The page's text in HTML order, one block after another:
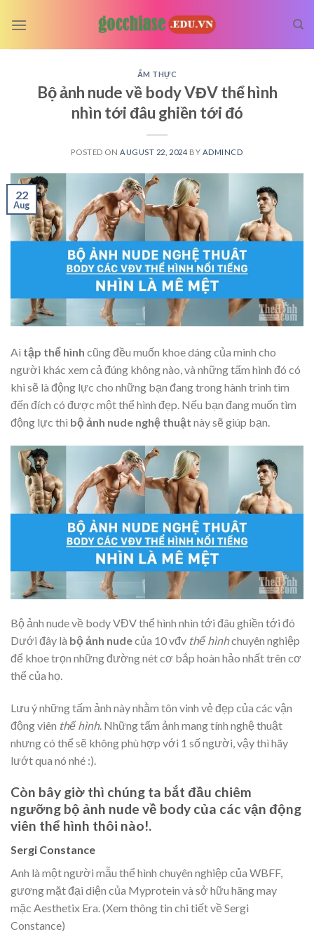
ẨM THỰC
Bộ ảnh nude về body VĐV thể hình
nhìn tới đâu ghiền tới đó
POSTED ON AUGUST 22, 2024 BY ADMINCD
22
Aug
Ai tập thể hình cũng đều muốn khoe dáng của mình cho
người khác xem cả đúng không nào, và những tấm hình đó có
khi sẽ là động lực cho những bạn đang trong hành trình tìm
đến đích có được một thể hình đẹp. Nếu bạn đang muốn tìm
động lực thì bộ ảnh nude nghệ thuật này sẽ giúp bạn.
Bộ ảnh nude về body VĐV thể hình nhìn tới đâu ghiền tới đó
Dưới đây là bộ ảnh nudecủa 10 vđv thể hìnhchuyên nghiệp
để khoe trọn những đường nét cơ bắp hoàn hảo nhất trên cơ
thể của họ.
Lưu ý những tấm ảnh này nhằm tôn vinh vẻ đẹp của các vận
động viên thể hình. Những tấm ảnh mang tính nghệ thuật
nhưng có thể sẽ không phù hợp với 1 số người, vậy thì hãy
lướt qua nó nhé :).
Còn bây giờ thì chúng ta bắt đầu chiêm
ngưỡng bộ ảnh nude về body của các vận động
viên thể hình thôi nào!.
Sergi Constance
Anh là một người mẫu thể hình chuyên nghiệp của WBFF,
gương mặt đại diện của Myprotein và sở hữu hãng may
mặc Aesthetix Era. (Xem thông tin chi tiết về Sergi
Constance)